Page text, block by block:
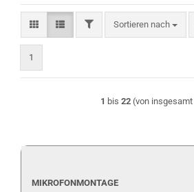
FILTERSortieren nach
Sortieren nach
1
1 bis 22 (von insgesamt
MIKROFONMONTAGE
MIKROFONMONTAGE